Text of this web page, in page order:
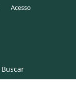
Buscar
Acesso